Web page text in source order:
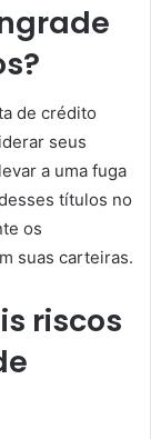
de crédito
seus
a uma fuga
títulos no
os
suas carteiras.
riscos